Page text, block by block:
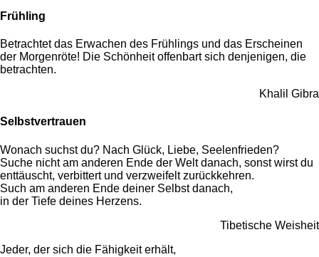
Frühling
Betrachtet das Erwachen des Frühlings und das Erscheinen
der Morgenröte! Die Schönheit offenbart sich denjenigen, die
betrachten.
Khalil Gibra
Selbstvertrauen
Wonach suchst du? Nach Glück, Liebe, Seelenfrieden?
Suche nicht am anderen Ende der Welt danach, sonst wirst du
enttäuscht, verbittert und verzweifelt zurückkehren.
Such am anderen Ende deiner Selbst danach,
in der Tiefe deines Herzens.
Tibetische Weisheit
Jeder, der sich die Fähigkeit erhält,